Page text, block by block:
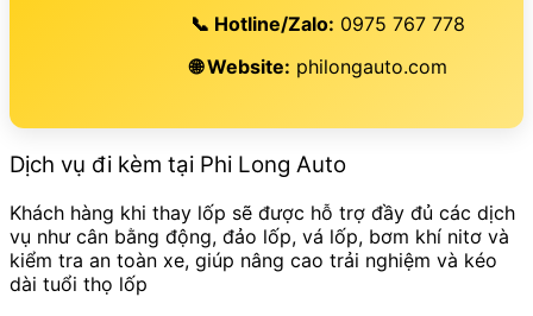
📞 Hotline/Zalo: 0975 767 778
🌐 Website: philongauto.com
Dịch vụ đi kèm tại Phi Long Auto
Khách hàng khi thay lốp sẽ được hỗ trợ đầy đủ các dịch
vụ như cân bằng động, đảo lốp, vá lốp, bơm khí nitơ và
kiểm tra an toàn xe, giúp nâng cao trải nghiệm và kéo
dài tuổi thọ lốp